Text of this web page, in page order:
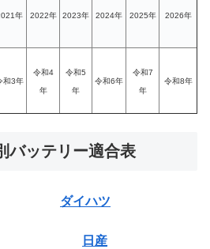
年 2022年 2023年 2024年 2025年 2026年
和3年
令和4
年
令和5
年
令和6年
令和7
年
令和8年
バッテリー適合表
ダイハツ
日産